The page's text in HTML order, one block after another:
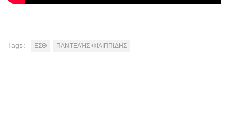
Tags: ΕΣΘ ΠΑΝΤΕΛΉΣ ΦΙΛΙΠΠΙΔΗΣ